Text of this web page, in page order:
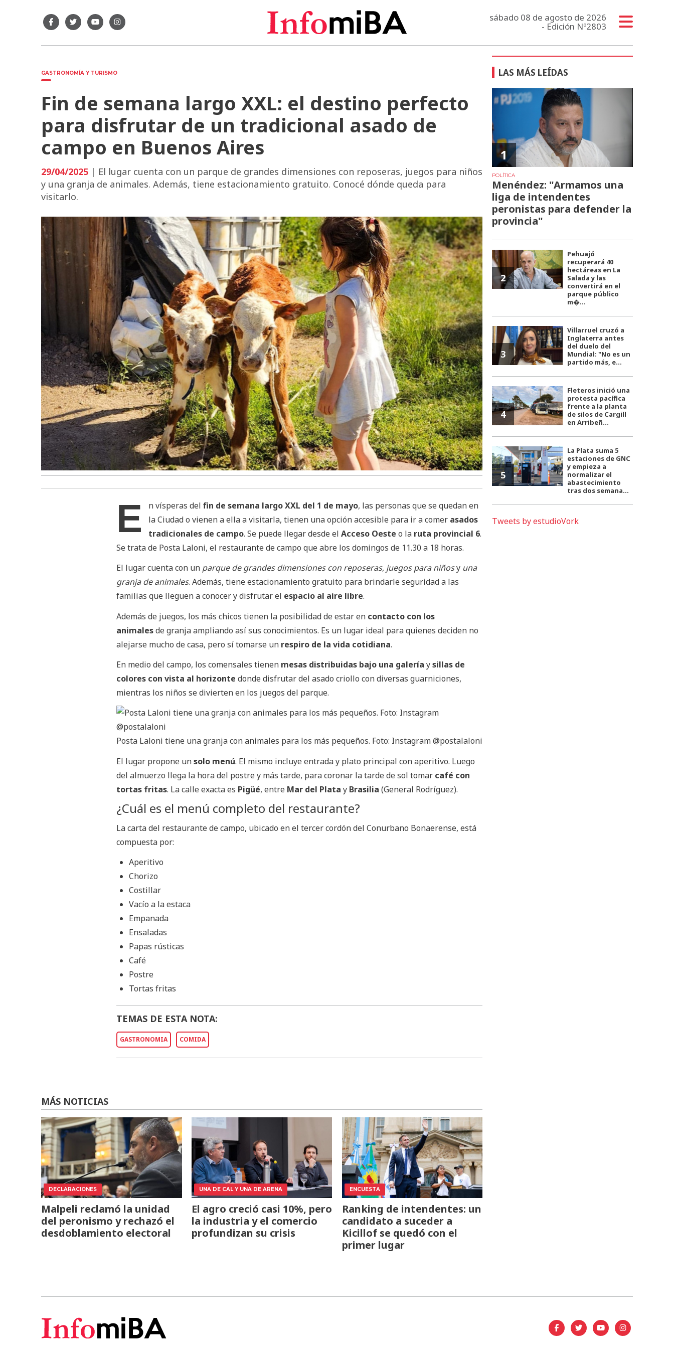
sábado 08 de agosto de 2026
- Edición Nº2803
GASTRONOMÍA Y TURISMO
Fin de semana largo XXL: el destino perfecto
para disfrutar de un tradicional asado de
campo en Buenos Aires
29/04/2025 | El lugar cuenta con un parque de grandes dimensiones con reposeras, juegos para niños
y una granja de animales. Además, tiene estacionamiento gratuito. Conocé dónde queda para
visitarlo.
E n vísperas del fin de semana largo XXL del 1 de mayo, las personas que se quedan en
la Ciudad o vienen a ella a visitarla, tienen una opción accesible para ir a comer asados
tradicionales de campo. Se puede llegar desde el Acceso Oeste o la ruta provincial 6.
Se trata de Posta Laloni, el restaurante de campo que abre los domingos de 11.30 a 18 horas.
El lugar cuenta con un parque de grandes dimensiones con reposeras, juegos para niñosy una
granja de animales. Además, tiene estacionamiento gratuito para brindarle seguridad a las
familias que lleguen a conocer y disfrutar el espacio al aire libre.
Además de juegos, los más chicos tienen la posibilidad de estar en contacto con los
animalesde granja ampliando así sus conocimientos. Es un lugar ideal para quienes deciden no
alejarse mucho de casa, pero sí tomarse un respiro de la vida cotidiana.
En medio del campo, los comensales tienen mesas distribuidas bajo una galería ysillas de
colores con vista al horizonte donde disfrutar del asado criollo con diversas guarniciones,
mientras los niños se divierten en los juegos del parque.
Posta Laloni tiene una granja con animales para los más pequeños. Foto: Instagram @postalaloni
El lugar propone unsolo menú. El mismo incluye entrada y plato principal con aperitivo. Luego
del almuerzo llega la hora del postre y más tarde, para coronar la tarde de sol tomar café con
tortas fritas. La calle exacta es Pigüé, entre Mar del Plata y Brasilia (General Rodríguez).
¿Cuál es el menú completo del restaurante?
La carta del restaurante de campo, ubicado en el tercer cordón del Conurbano Bonaerense, está
compuesta por:
Aperitivo
Chorizo
Costillar
Vacío a la estaca
Empanada
Ensaladas
Papas rústicas
Café
Postre
Tortas fritas
TEMAS DE ESTA NOTA:
GASTRONOMIA COMIDA
MÁS NOTICIAS
DECLARACIONES
Malpeli reclamó la unidad
del peronismo y rechazó el
desdoblamiento electoral
UNA DE CAL Y UNA DE ARENA
El agro creció casi 10%, pero
la industria y el comercio
profundizan su crisis
ENCUESTA
Ranking de intendentes: un
candidato a suceder a
Kicillof se quedó con el
primer lugar
LAS MÁS LEÍDAS
1
POLÍTICA
Menéndez: "Armamos una
liga de intendentes
peronistas para defender la
provincia"
2
Pehuajó
recuperará 40
hectáreas en La
Salada y las
convertirá en el
parque público
m�...
3
Villarruel cruzó a
Inglaterra antes
del duelo del
Mundial: "No es un
partido más, e...
4
Fleteros inició una
protesta pacífica
frente a la planta
de silos de Cargill
en Arribeñ...
5
La Plata suma 5
estaciones de GNC
y empieza a
normalizar el
abastecimiento
tras dos semana...
Tweets by estudioVork